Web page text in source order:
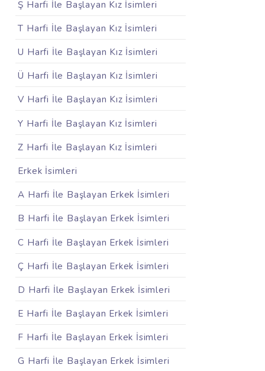
Ş Harfi İle Başlayan Kız İsimleri
T Harfi İle Başlayan Kız İsimleri
U Harfi İle Başlayan Kız İsimleri
Ü Harfi İle Başlayan Kız İsimleri
V Harfi İle Başlayan Kız İsimleri
Y Harfi İle Başlayan Kız İsimleri
Z Harfi İle Başlayan Kız İsimleri
Erkek İsimleri
A Harfi İle Başlayan Erkek İsimleri
B Harfi İle Başlayan Erkek İsimleri
C Harfi İle Başlayan Erkek İsimleri
Ç Harfi İle Başlayan Erkek İsimleri
D Harfi İle Başlayan Erkek İsimleri
E Harfi İle Başlayan Erkek İsimleri
F Harfi İle Başlayan Erkek İsimleri
G Harfi İle Başlayan Erkek İsimleri